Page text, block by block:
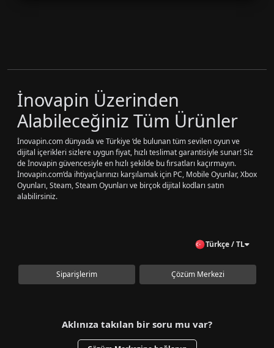
İnovapin Üzerinden
Alabileceğiniz Tüm Ürünler
İnovapin.com dünyada ve Türkiye ‘de bulunan tüm sevilen oyun ve
dijital içerikleri sizlere uygun fiyat, hızlı teslimat garantisiyle sunar! Siz
de İnovapin güvencesiyle en hızlı şekilde bu fırsatları kaçırmayın.
İnovapin.com’da ihtiyaçlarınızı karşılamak için PC, Mobile Oyunlar, Xbox
Oyunları, Steam, Steam Oyunları ve birçok dijital kodları satın
alabilirsiniz.
LoL RP
MLBB Elmas
Google Play Hediye Kodu
Türkçe / TL
Siparişlerim Çözüm Merkezi
Aklınıza takılan bir soru mu var?